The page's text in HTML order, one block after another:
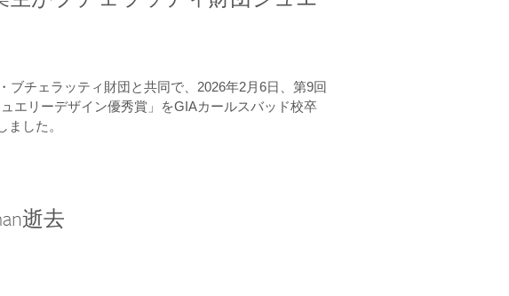
ブチェラッティ財団と共同で、2026年2月6日、第9回
エリーデザイン優秀賞」をGIAカールスバッド校卒
ました。
逝去